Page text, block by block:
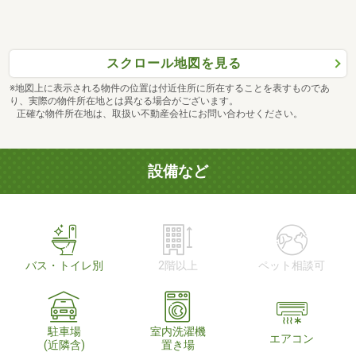
スクロール地図を見る
※地図上に表示される物件の位置は付近住所に所在することを表すものであ
り、実際の物件所在地とは異なる場合がございます。
正確な物件所在地は、取扱い不動産会社にお問い合わせください。
設備など
バス・トイレ別 2階以上 ペット相談可
駐車場
(近隣含)
室内洗濯機
置き場
エアコン